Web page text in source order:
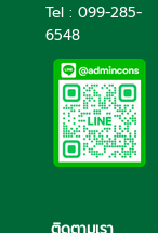
Tel : 099-285-
6548